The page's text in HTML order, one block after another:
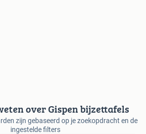
over Gispen bijzettafels
zijn gebaseerd op je zoekopdracht en de
ingestelde filters